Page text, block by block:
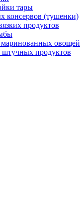
тары
консервов (тушенки)
продуктов
овощей
продуктов